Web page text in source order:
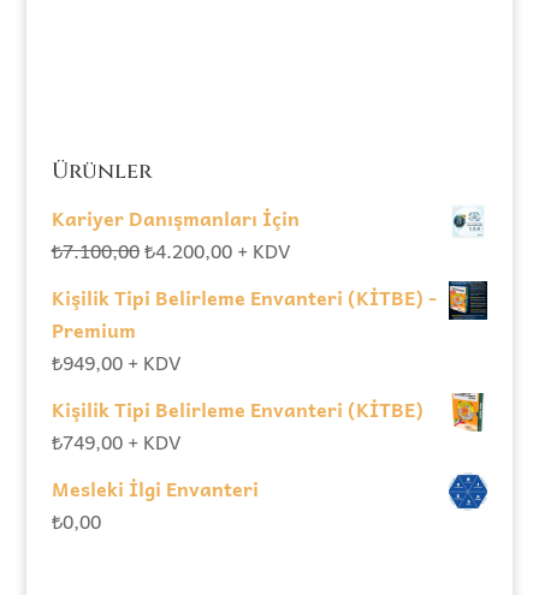
Ürünler
Kariyer Danışmanları İçin
₺7.100,00Orijinal
₺7.100,00.
₺4.200,00Şu
fiyat:
+ KDV
Kişilik Tipi Belirleme Envanteri (KİTBE) -
Premium
₺949,00 + KDV
Kişilik Tipi Belirleme Envanteri (KİTBE)
₺749,00 + KDV
Mesleki İlgi Envanteri
₺0,00